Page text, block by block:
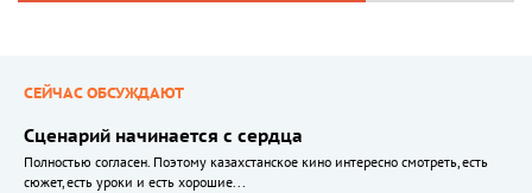
СЕЙЧАС ОБСУЖДАЮТ
Сценарий начинается с сердца
Полностью согласен. Поэтому казахстанское кино интересно смотреть, есть
сюжет, есть уроки и есть хорошие...